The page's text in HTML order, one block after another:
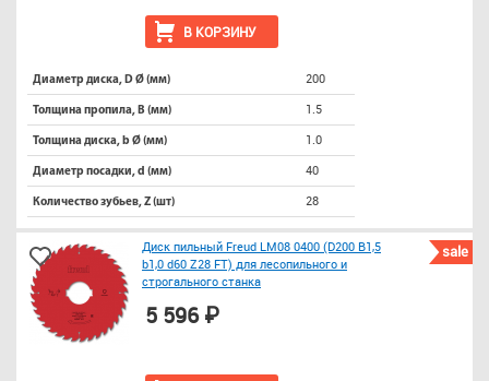
В КОРЗИНУ
Диаметр диска, D Ø (мм) 200
Толщина пропила, B (мм) 1.5
Толщина диска, b Ø (мм) 1.0
Диаметр посадки, d (мм) 40
Количество зубьев, Z (шт) 28
sale
Диск пильный Freud LM08 0400 (D200 B1,5
b1,0 d60 Z28 FT) для лесопильного и
строгального станка
5 596 ₽